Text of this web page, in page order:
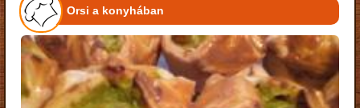
Orsi a konyhában